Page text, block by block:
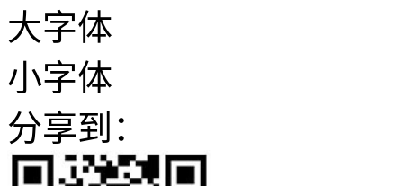
大字体
小字体
分享到：